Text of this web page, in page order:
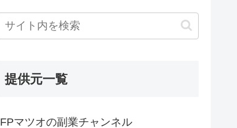
提供元一覧
FPマツオの副業チャンネル